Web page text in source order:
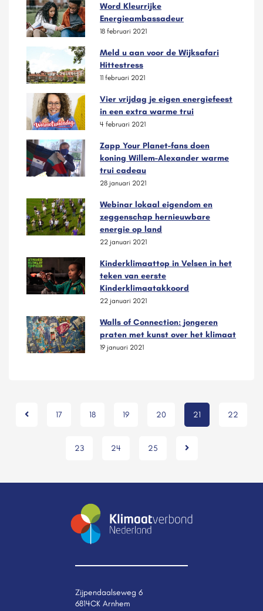
Word Kleurrijke
Energieambassadeur
18 februari 2021
Meld u aan voor de Wijksafari
Hittestress
11 februari 2021
Vier vrijdag je eigen energiefeest
in een extra warme trui
4 februari 2021
Zapp Your Planet-fans doen
koning Willem-Alexander warme
trui cadeau
28 januari 2021
Webinar lokaal eigendom en
zeggenschap hernieuwbare
energie op land
22 januari 2021
Kinderklimaattop in Velsen in het
teken van eerste
Kinderklimaatakkoord
22 januari 2021
Walls of Connection: jongeren
praten met kunst over het klimaat
19 januari 2021
17 18 19 20 21 22
23 24 25
Zijpendaalseweg 6
6814CK Arnhem